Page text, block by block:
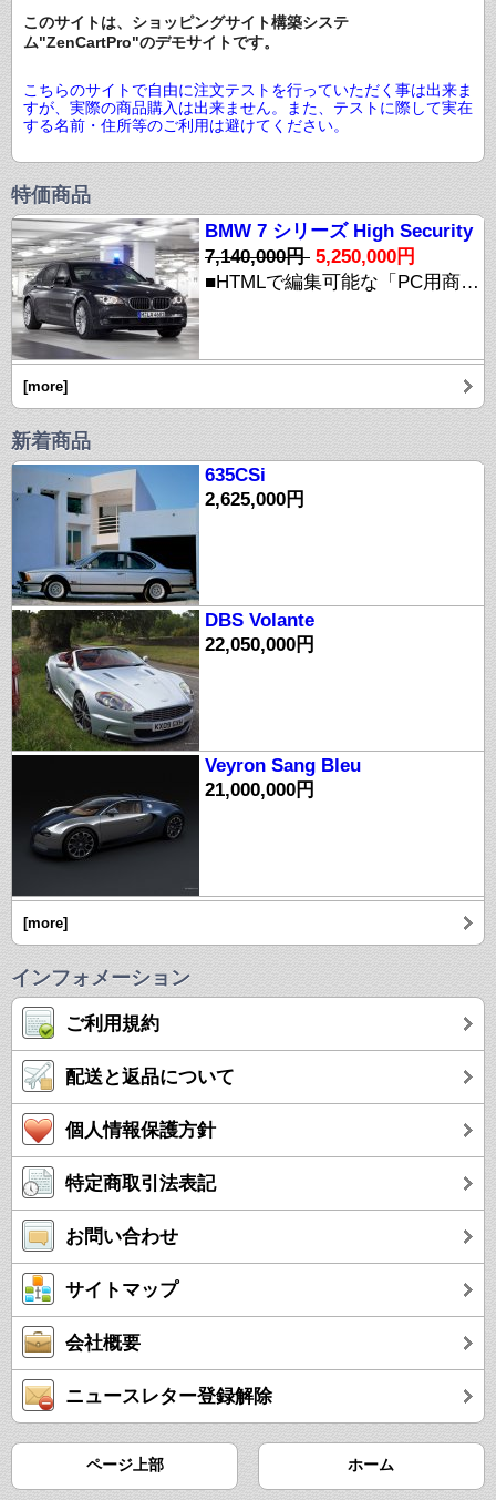
このサイトは、ショッピングサイト構築システ
ム"ZenCartPro"のデモサイトです。
こちらのサイトで自由に注文テストを行っていただく事は出来ま
すが、実際の商品購入は出来ません。また、テストに際して実在
する名前・住所等のご利用は避けてください。
特価商品
BMW 7 シリーズ High Security
7,140,000円 5,250,000円
■HTMLで編集可能な「PC用商品説明文エリア」 商品に関する説明文をHTMLで自由に表現しましょう。 【※ご注意】 このサイトに掲載されている情報はすべて"デモサイト"としてのダミー情報です。 実在の商品とは関係ありませんのでご注意ください。 【※ご注意】 こちらのサイトで商品をご注文頂く事は出来ません。
[more]
新着商品
635CSi
2,625,000円
DBS Volante
22,050,000円
Veyron Sang Bleu
21,000,000円
[more]
インフォメーション
ご利用規約
配送と返品について
個人情報保護方針
特定商取引法表記
お問い合わせ
サイトマップ
会社概要
ニュースレター登録解除
ページ上部 ホーム